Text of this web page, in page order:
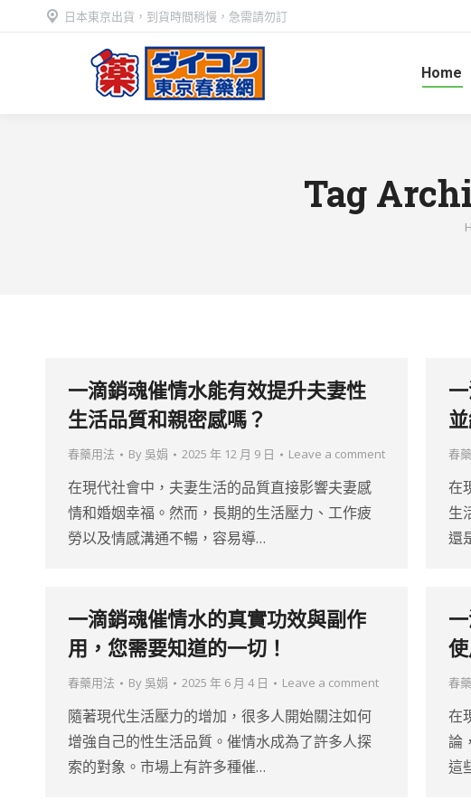
日本東京出貨，到貨時間稍慢，急需請勿訂
Home
Tag
一滴銷魂催情水能有效提升夫妻性
生活品質和親密感嗎？
春藥用法 By 吳娟 2025 年 12 月 9 日 Leave a comment
在現代社會中，夫妻生活的品質直接影響夫妻感
情和婚姻幸福。然而，長期的生活壓力、工作疲
勞以及情感溝通不暢，容易導…
春
在
生
還
一滴銷魂催情水的真實功效與副作
用，您需要知道的一切！
春藥用法 By 吳娟 2025 年 6 月 4 日 Leave a comment
隨著現代生活壓力的增加，很多人開始關注如何
增強自己的性生活品質。催情水成為了許多人探
索的對象。市場上有許多種催…
春
在
論
這